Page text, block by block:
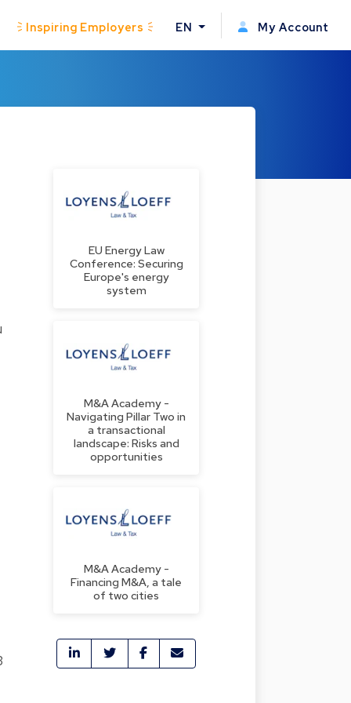
Inspiring Employers EN My Account
EU Energy Law
Conference: Securing
Europe's energy
system
M&A Academy -
Navigating Pillar Two in
a transactional
landscape: Risks and
opportunities
M&A Academy -
Financing M&A, a tale
of two cities